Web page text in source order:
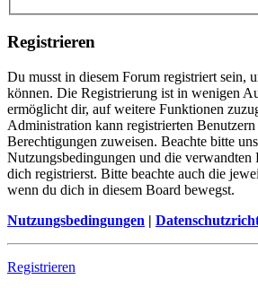
Registrieren
Du musst in diesem Forum registriert sein,
können. Die Registrierung ist in wenigen
ermöglicht dir, auf weitere Funktionen
Administration kann registrierten Benutzern
Berechtigungen zuweisen. Beachte bitte
Nutzungsbedingungen und die verwandten
dich registrierst. Bitte beachte auch die
wenn du dich in diesem Board bewegst.
Nutzungsbedingungen |
Registrieren